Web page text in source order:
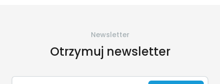
Newsletter
Otrzymuj newsletter